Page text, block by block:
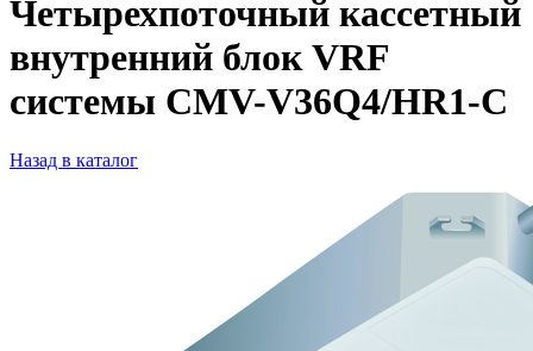
Четырехпоточный кассетный
внутренний блок VRF
системы CMV-V36Q4/HR1-C
Назад в каталог